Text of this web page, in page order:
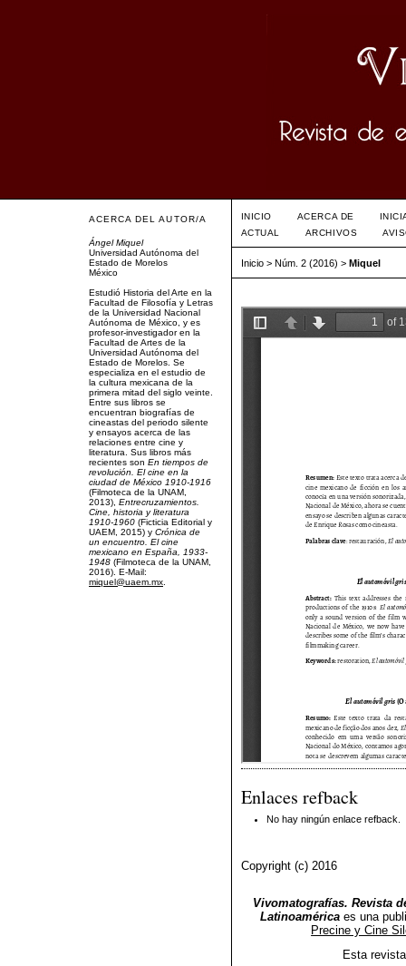
ACERCA DEL AUTOR/A
Ángel Miquel
Universidad Autónoma del
Estado de Morelos
México
Estudió Historia del Arte en la
Facultad de Filosofía y Letras
de la Universidad Nacional
Autónoma de México, y es
profesor-investigador en la
Facultad de Artes de la
Universidad Autónoma del
Estado de Morelos. Se
especializa en el estudio de
la cultura mexicana de la
primera mitad del siglo veinte.
Entre sus libros se
encuentran biografías de
cineastas del periodo silente
y ensayos acerca de las
relaciones entre cine y
literatura. Sus libros más
recientes son En tiempos de
revolución. El cine en la
ciudad de México 1910-1916
(Filmoteca de la UNAM,
2013), Entrecruzamientos.
Cine, historia y literatura
1910-1960 (Ficticia Editorial y
UAEM, 2015) y Crónica de
un encuentro. El cine
mexicano en España, 1933-
1948 (Filmoteca de la UNAM,
2016). E-Mail:
miquel@uaem.mx
INICIO ACERCA DE
ACTUAL
ARCHIVOS
Inicio> Núm. 2 (2016) > Miquel
Enlaces refback
No hay ningún enlace refback.
Copyright (c) 2016
Vivomatografías. Revista
Latinoamérica es una
Precine y Cine
Esta